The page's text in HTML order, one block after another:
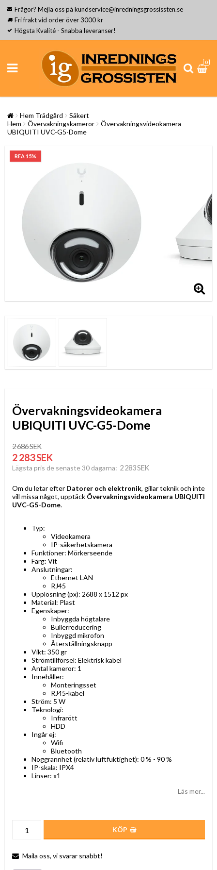
Frågor? Mejla oss på kundservice@inredningsgrossissten.se
Fri frakt vid order över 3000 kr
Högsta Kvalité - Snabba leveranser!
0
Hem Trädgård
Säkert
Hem
Övervakningskameror
Övervakningsvideokamera
UBIQUITI UVC-G5-Dome
REA 15%
Övervakningsvideokamera
UBIQUITI UVC-G5-Dome
2 686 SEK
2 283 SEK
Lägsta pris de senaste 30 dagarna 2 283 SEK
Om du letar efter Datorer och elektronik, gillar teknik och inte
vill missa något, upptäck Övervakningsvideokamera UBIQUITI
UVC-G5-Dome.
Typ:
Videokamera
IP-säkerhetskamera
Funktioner: Mörkerseende
Färg: Vit
Anslutningar:
Ethernet LAN
RJ45
Upplösning (px): 2688 x 1512 px
Material: Plast
Egenskaper:
Inbyggda högtalare
Bullerreducering
Inbyggd mikrofon
Återställningsknapp
Vikt: 350 gr
Strömtillförsel: Elektrisk kabel
Antal kameror: 1
Innehåller:
Monteringsset
RJ45-kabel
Ström: 5 W
Teknologi:
Infrarött
HDD
Ingår ej:
Wifi
Bluetooth
Noggrannhet (relativ luftfuktighet): 0 % - 90 %
IP-skala: IPX4
Linser: x1
Läs mer...
KÖP
Maila oss, vi svarar snabbt!